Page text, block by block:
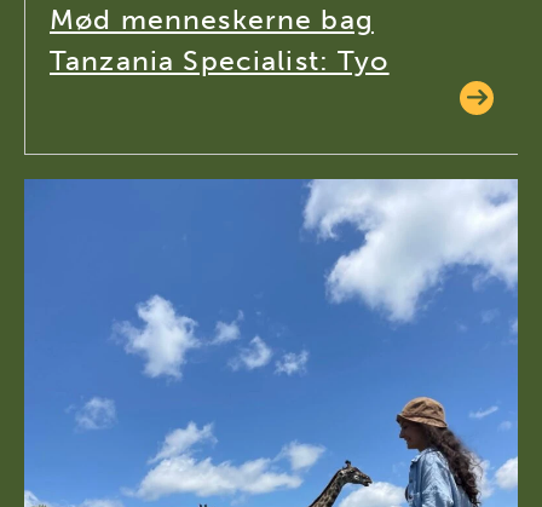
Mød menneskerne bag
Tanzania Specialist: Tyo